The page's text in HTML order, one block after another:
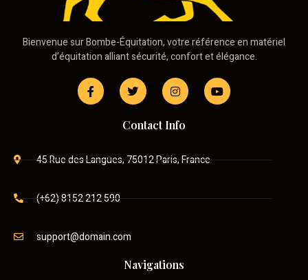
Bienvenue sur Bombe-Équitation, votre référence en matériel
d’équitation alliant sécurité, confort et élégance.
Contact Info
45 Rue des Langues, 75012 Paris, France
(+62) 8152 212 590
support@domain.com
Navigations